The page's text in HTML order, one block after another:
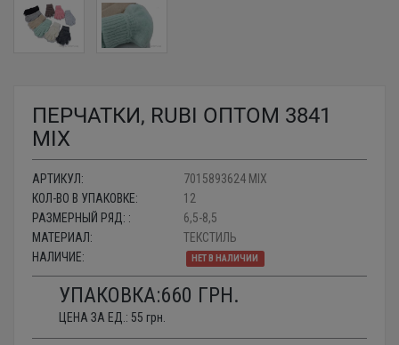
ПЕРЧАТКИ, RUBI ОПТОМ 3841
MIX
АРТИКУЛ:
7015893624 MIX
КОЛ-ВО В УПАКОВКЕ:
12
РАЗМЕРНЫЙ РЯД: :
6,5-8,5
МАТЕРИАЛ:
ТЕКСТИЛЬ
НАЛИЧИЕ:
НЕТ В НАЛИЧИИ
УПАКОВКА:660 ГРН.
ЦЕНА ЗА ЕД.: 55 грн.